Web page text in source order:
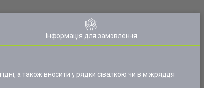
Інформація для замовлення
а також вносити у рядки сівалкою чи в міжряддя